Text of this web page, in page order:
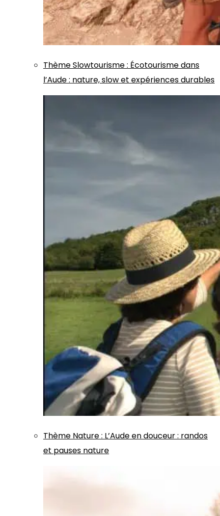
ThèmeSlowtourisme: Écotourisme dans
l’Aude : nature, slow et expériences durables
Thème Nature: L’Aude en douceur : randos
et pauses nature